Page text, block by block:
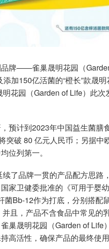
牌——雀巢晟明花园（
加150亿活菌的“橙长”款晟
花园（Garden of Life）此
预计到2023年中国益生菌膳
破 80 亿元人民币；另据中
位列第一。
了品牌一贯的产品配方思路
家卫健委批准的《可用于婴
Bb-12作为打底，分别搭配
且，产品不含食品中常见的
巢晟明花园（Garden of Life
高活性，确保产品的最终使用